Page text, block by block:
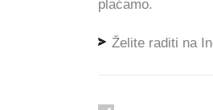
plaćamo.
Želite raditi na